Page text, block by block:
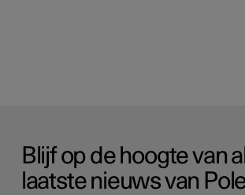
Blijf op de hoogte van
laatste nieuws van